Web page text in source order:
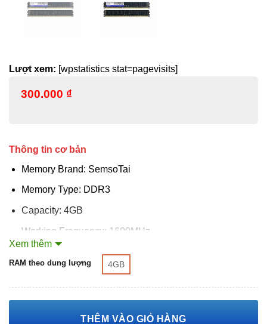
Lượt xem: [wpstatistics stat=pagevisits]
300.000 ₫
Thông tin cơ bản
Memory Brand: SemsoTai
Memory Type: DDR3
Capacity: 4GB
Working Frequency: 1600MHz
Timing: DDR3 4GB 1600MHz(11-11-11-28)
Xem thêm
RAM theo dung lượng 4GB
THÊM VÀO GIỎ HÀNG